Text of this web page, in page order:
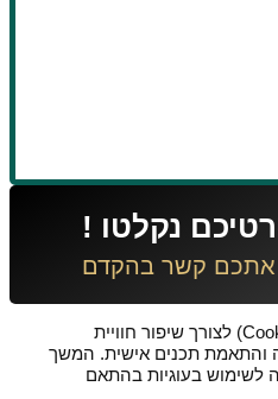
נקלטו !
אתכם קשר בהקדם
האתר משתמש בעוגיות (Cookies) לצורך שיפור חוויית
והתאמת תכנים אישית. המשך
בעוגיות בהתאם